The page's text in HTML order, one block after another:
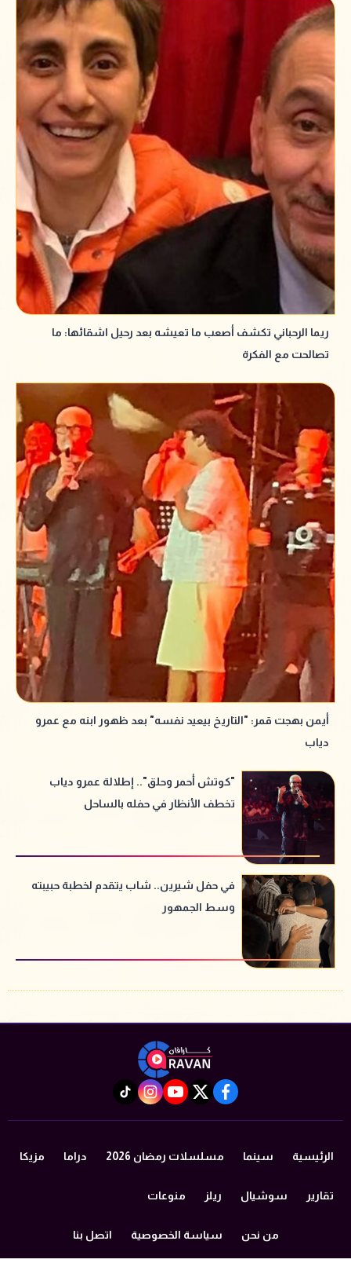
ريما الرحباني تكشف أصعب ما تعيشه بعد رحيل اشقائها: ما
تصالحت مع الفكرة
أيمن بهجت قمر: "التاريخ بيعيد نفسه" بعد ظهور ابنه مع عمرو
دياب
"كوتش أحمر وحلق".. إطلالة عمرو دياب
تخطف الأنظار في حفله بالساحل
في حفل شيرين.. شاب يتقدم لخطبة حبيبته
وسط الجمهور
facebook
twitter
youtube
instagram
tiktok
الرئيسية سينما مسلسلات رمضان 2026 دراما مزيكا
تقارير سوشيال ريلز منوعات
من نحن سياسة الخصوصية اتصل بنا